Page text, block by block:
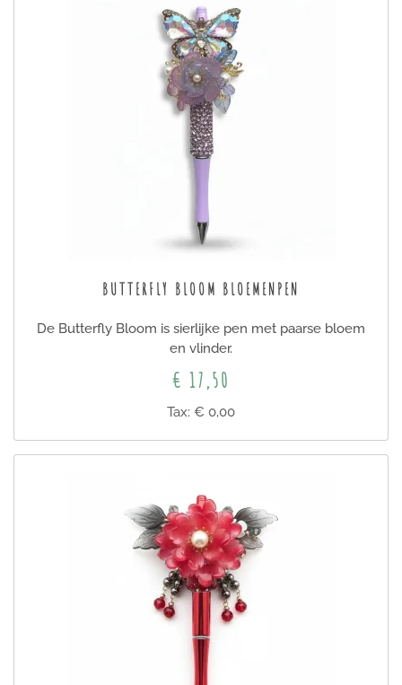
BUTTERFLY BLOOM BLOEMENPEN
De Butterfly Bloom is sierlijke pen met paarse bloem
en vlinder.
€ 17,50
Tax: € 0,00